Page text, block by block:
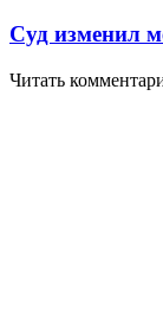
Суд изменил
Читать